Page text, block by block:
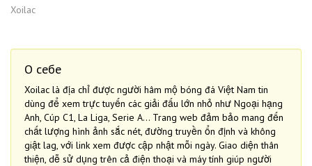
Xoilac
О себе
Xoilac là địa chỉ được người hâm mộ bóng đá Việt Nam tin
dùng để xem trực tuyến các giải đấu lớn nhỏ như Ngoại hạng
Anh, Cúp C1, La Liga, Serie A… Trang web đảm bảo mang đến
chất lượng hình ảnh sắc nét, đường truyền ổn định và không
giật lag, với link xem được cập nhật mỗi ngày. Giao diện thân
thiện, dễ sử dụng trên cả điện thoại và máy tính giúp người